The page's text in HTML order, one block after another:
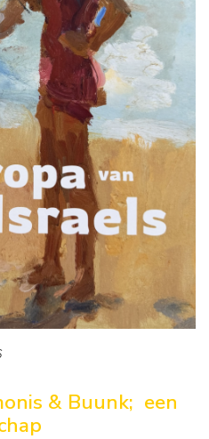
& Buunk; een